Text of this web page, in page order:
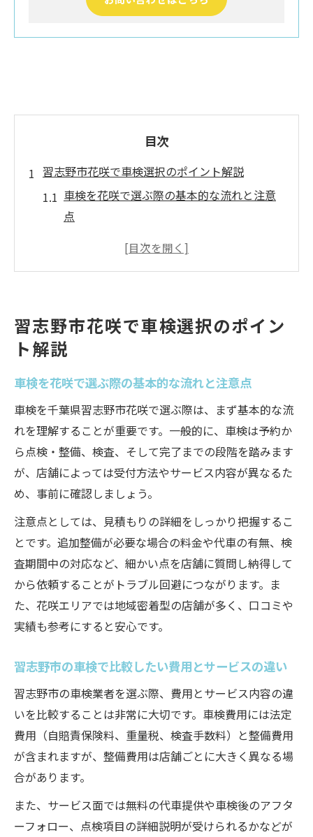
目次
習志野市花咲で車検選択のポイント解説
車検を花咲で選ぶ際の基本的な流れと注意
点
習志野市の車検で比較したい費用とサービ
車検の見積もり時に押さえるべきチェック
リスト
習志野の車検で後悔しないための情報収集
法
車検に強い習志野エリアの選び方とは
車検に強い店舗の特徴と選び方のポイント
習志野で人気の車検サービスと選ばれる理
由
く探す方法
車検を依頼する際の信頼できる店舗の見極
め方
習志野エリアで車検費用を抑える比較ポイ
ント
花咲周辺で安心できる車検サービスの見つ
け方
車検の持ち込み対応や整備保証も選択肢に
習志野の車検で納得できる料金を実現する
コツ
タイヤ交換やオイル交換も一緒に依頼する
方法
花咲エリアの車検店で重視したいポイント
習志野市花咲で車検選択のポイン
ト解説
車検を花咲で選ぶ際の基本的な流れと注意点
車検を千葉県習志野市花咲で選ぶ際は、まず基本的な流
れを理解することが重要です。一般的に、車検は予約か
ら点検・整備、検査、そして完了までの段階を踏みます
が、店舗によっては受付方法やサービス内容が異なるた
め、事前に確認しましょう。
注意点としては、見積もりの詳細をしっかり把握するこ
とです。追加整備が必要な場合の料金や代車の有無、検
査期間中の対応など、細かい点を店舗に質問し納得して
から依頼することがトラブル回避につながります。ま
た、花咲エリアでは地域密着型の店舗が多く、口コミや
実績も参考にすると安心です。
習志野市の車検で比較したい費用とサービスの違い
習志野市の車検業者を選ぶ際、費用とサービス内容の違
いを比較することは非常に大切です。車検費用には法定
費用（自賠責保険料、重量税、検査手数料）と整備費用
が含まれますが、整備費用は店舗ごとに大きく異なる場
合があります。
また、サービス面では無料の代車提供や車検後のアフタ
ーフォロー、点検項目の詳細説明が受けられるかなどが